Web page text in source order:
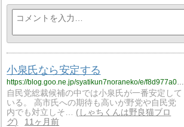
小泉氏なら安定する
https://blog.goo.ne.jp/syatikun7noraneko/e/f8d977a00bec0ad17b8189d21f29588b?fm=rss
自民党総裁候補の中では小泉氏が一番安定して
いる。 高市氏への期待も高いが野党や自民党
内でも対立しそ…
しゃちくんは野良猫ブロ
グ
11ヶ月前